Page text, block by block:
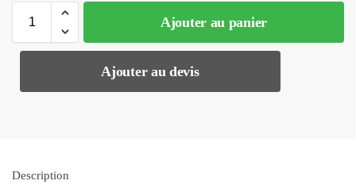
Ajouter au panier
Ajouter au devis
Description